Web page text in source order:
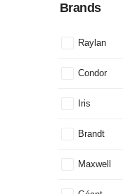
Brands
Raylan
Condor
Iris
Brandt
Maxwell